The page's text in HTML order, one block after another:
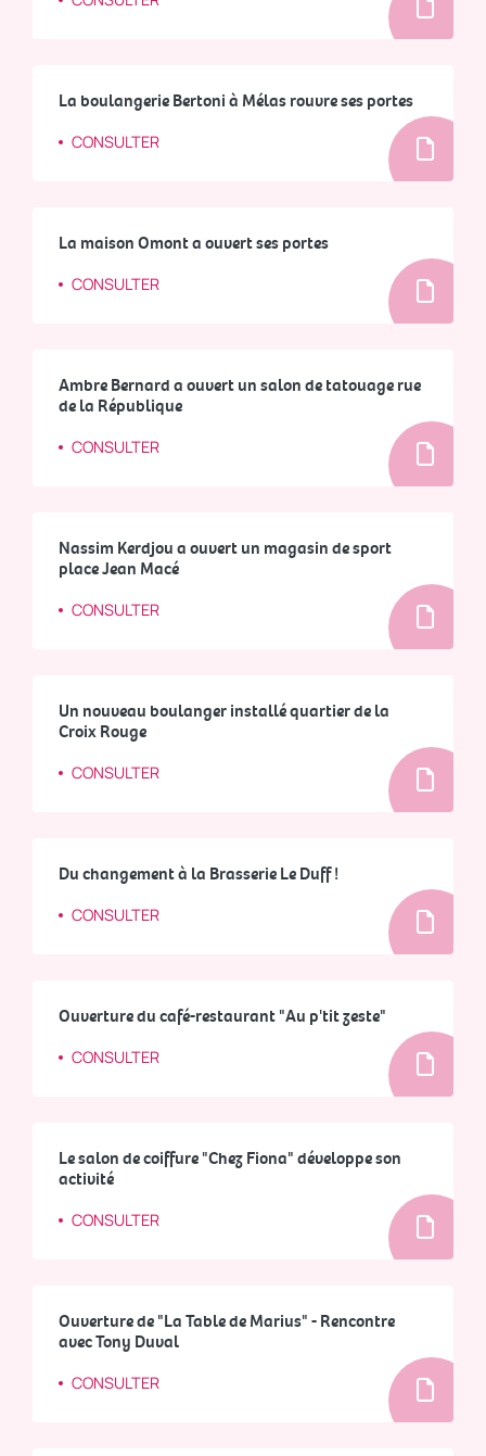
La boulangerie Bertoni à Mélas rouvre ses portes
CONSULTER
La maison Omont a ouvert ses portes
CONSULTER
Ambre Bernard a ouvert un salon de tatouage rue
de la République
CONSULTER
Nassim Kerdjou a ouvert un magasin de sport
place Jean Macé
CONSULTER
Un nouveau boulanger installé quartier de la
Croix Rouge
CONSULTER
Du changement à la Brasserie Le Duff !
CONSULTER
Ouverture du café-restaurant "Au p'tit zeste"
CONSULTER
Le salon de coiffure "Chez Fiona" développe son
activité
CONSULTER
Ouverture de "La Table de Marius" - Rencontre
avec Tony Duval
CONSULTER